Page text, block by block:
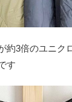
約3倍のユニク
す